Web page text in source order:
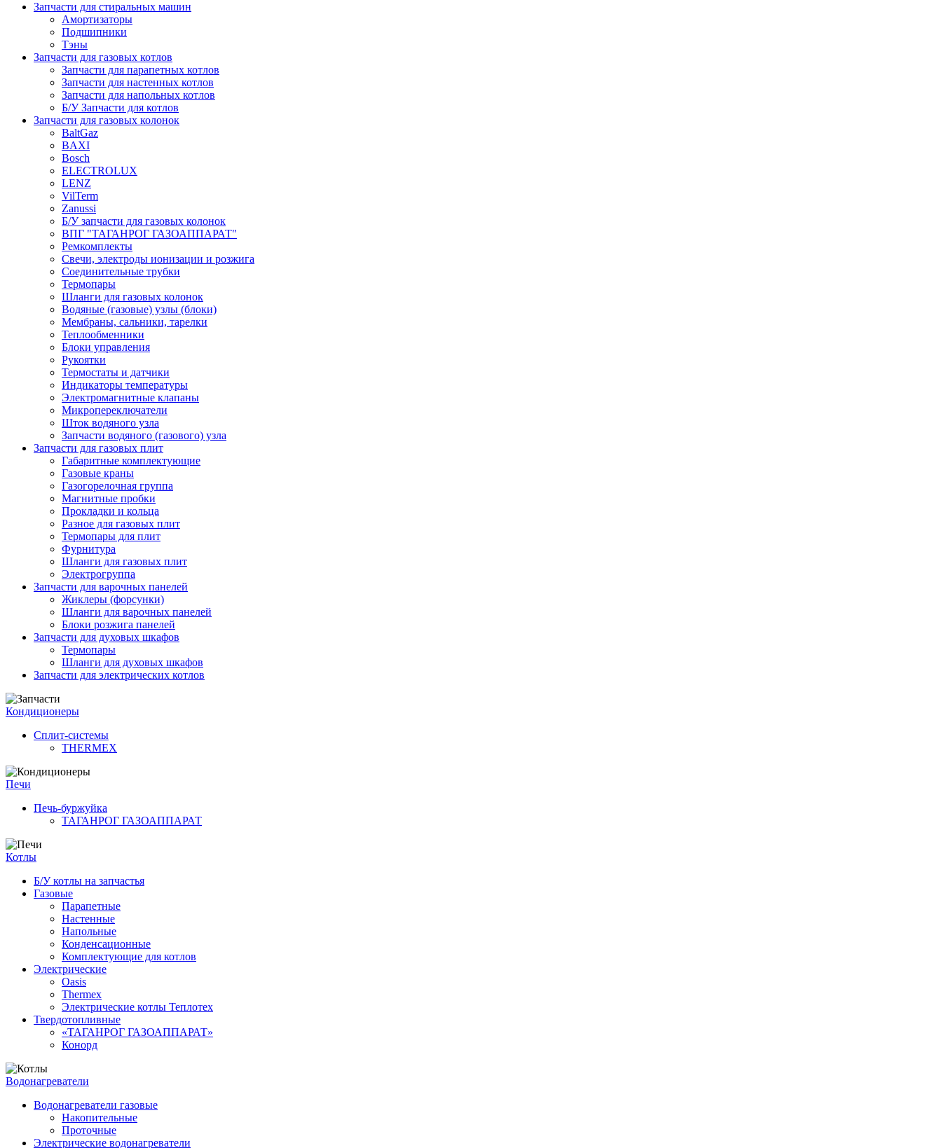
Запчасти для стиральных машин
Амортизаторы
Подшипники
Тэны
Запчасти для газовых котлов
Запчасти для парапетных котлов
Запчасти для настенных котлов
Запчасти для напольных котлов
Б/У Запчасти для котлов
Запчасти для газовых колонок
BaltGaz
BAXI
Bosch
ELECTROLUX
LENZ
VilTerm
Zanussi
Б/У запчасти для газовых колонок
ВПГ "ТАГАНРОГ ГАЗОАППАРАТ"
Ремкомплекты
Свечи, электроды ионизации и розжига
Соединительные трубки
Термопары
Шланги для газовых колонок
Водяные (газовые) узлы (блоки)
Мембраны, сальники, тарелки
Теплообменники
Блоки управления
Рукоятки
Термостаты и датчики
Индикаторы температуры
Электромагнитные клапаны
Микропереключатели
Шток водяного узла
Запчасти водяного (газового) узла
Запчасти для газовых плит
Габаритные комплектующие
Газовые краны
Газогорелочная группа
Магнитные пробки
Прокладки и кольца
Разное для газовых плит
Термопары для плит
Фурнитура
Шланги для газовых плит
Электрогруппа
Запчасти для варочных панелей
Жиклеры (форсунки)
Шланги для варочных панелей
Блоки розжига панелей
Запчасти для духовых шкафов
Термопары
Шланги для духовых шкафов
Запчасти для электрических котлов
Кондиционеры
Сплит-системы
THERMEX
Печи
Печь-буржуйка
ТАГАНРОГ ГАЗОАППАРАТ
Котлы
Б/У котлы на запчастья
Газовые
Парапетные
Настенные
Напольные
Конденсационные
Комплектующие для котлов
Электрические
Oasis
Thermex
Электрические котлы Теплотех
Твердотопливные
«ТАГАНРОГ ГАЗОАППАРАТ»
Конорд
Водонагреватели
Водонагреватели газовые
Накопительные
Проточные
Электрические водонагреватели